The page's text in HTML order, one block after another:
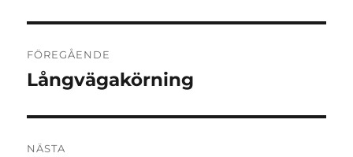
FÖREGÅENDE
Föregående
Långvägakörning
NÄSTA